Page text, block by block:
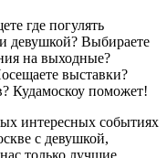
где погулять
девушкой? Выбираете
на выходные?
выставки?
Кудамоскоу поможет!
интересных событиях
с девушкой,